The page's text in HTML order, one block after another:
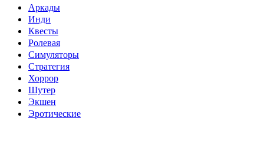
Аркады
Инди
Квесты
Ролевая
Симуляторы
Стратегия
Хоррор
Шутер
Экшен
Эротические